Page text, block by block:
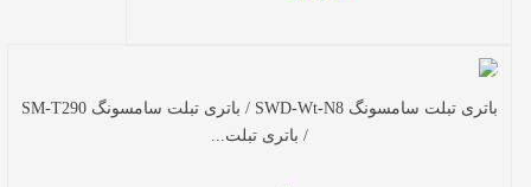
باتری تبلت سامسونگ SWD-Wt-N8 / باتری تبلت سامسونگ SM-T290
/ باتری تبلت...